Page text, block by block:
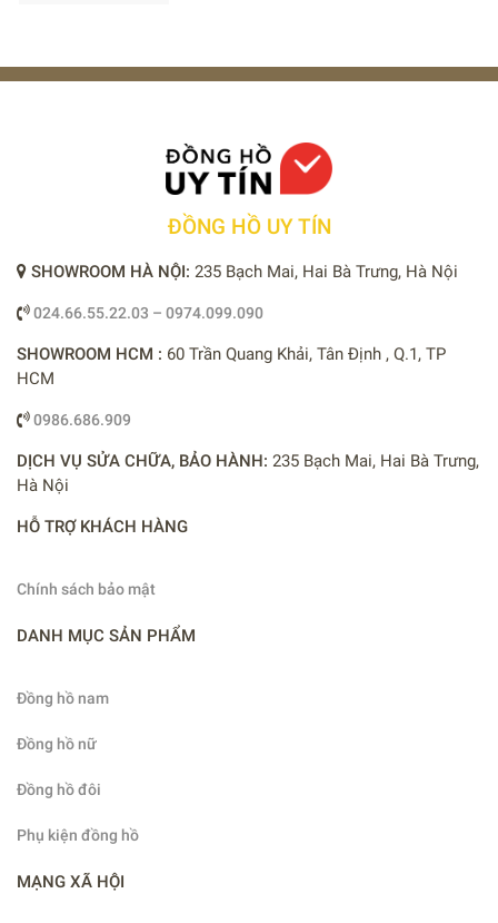
ĐỒNG HỒ UY TÍN
SHOWROOM HÀ NỘI: 235 Bạch Mai, Hai Bà Trưng, Hà Nội
024.66.55.22.03 – 0974.099.090
SHOWROOM HCM : 60 Trần Quang Khải, Tân Định , Q.1, TP
HCM
0986.686.909
DỊCH VỤ SỬA CHỮA, BẢO HÀNH: 235 Bạch Mai, Hai Bà Trưng,
Hà Nội
HỖ TRỢ KHÁCH HÀNG
Chính sách bảo mật
DANH MỤC SẢN PHẨM
Đồng hồ nam
Đồng hồ nữ
Đồng hồ đôi
Phụ kiện đồng hồ
MẠNG XÃ HỘI